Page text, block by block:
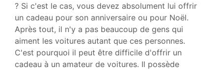
? Si c'est le cas, vous devez absolument lui offrir
un cadeau pour son anniversaire ou pour Noël.
Après tout, il n'y a pas beaucoup de gens qui
aiment les voitures autant que ces personnes.
C'est pourquoi il peut être difficile d'offrir un
cadeau à un amateur de voitures. Il possède